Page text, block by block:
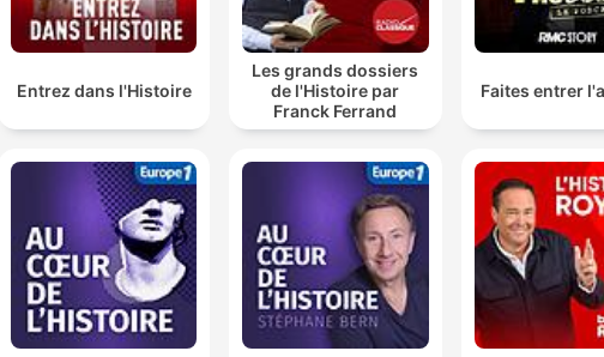
Entrez dans l'Histoire
Les grands dossiers
de l'Histoire par
Franck Ferrand
Faites entrer